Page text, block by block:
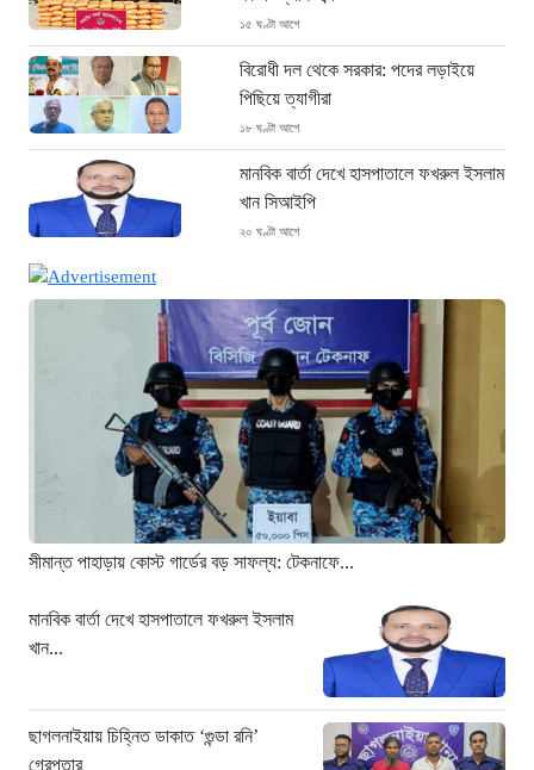
১৫ ঘণ্টা আগে
বিরোধী দল থেকে সরকার: পদের লড়াইয়ে
পিছিয়ে ত্যাগীরা
১৮ ঘণ্টা আগে
মানবিক বার্তা দেখে হাসপাতালে ফখরুল ইসলাম
খান সিআইপি
২০ ঘণ্টা আগে
গ্রেপ্তার
২০ ঘণ্টা আগে
দৈনিক ৫শ টাকা মজুরীর দাবীতে বড়লেখায় চা
শ্রমিকদের গণবিক্ষোভ
২০ ঘণ্টা আগে
গ্রিসের উপকূলে ১৬৮ অভিবাসী উদ্ধার:
ভেতরে ৭২ বাংলাদেশি
২১ ঘণ্টা আগে
রাখা হয়: চিফ প্রসিকিউটর”
ডিজিএফআইয়ের ‘আয়নাঘর’ পরিদর্শনে
আন্তর্জাতিক অপরাধ ট্রাইব্যুনালের বিচারক
দল
সীমান্ত পাহাড়ায় কোস্ট গার্ডের বড় সাফল্য: টেকনাফে...
মানবিক বার্তা দেখে হাসপাতালে ফখরুল ইসলাম
খান...
ছাগলনাইয়ায় চিহ্নিত ডাকাত ‘গুন্ডা রনি’
গ্রেপ্তার